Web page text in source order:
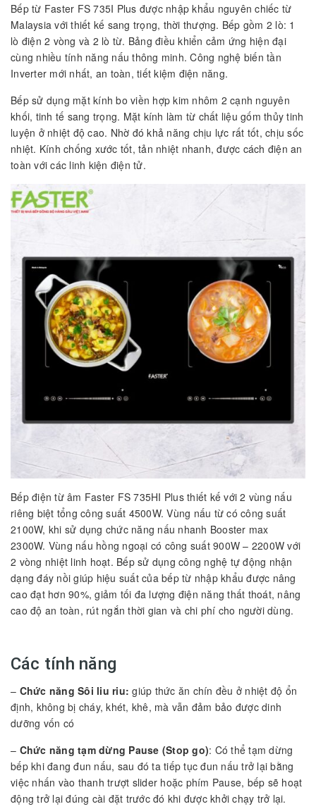
Bếp từ Faster FS 735I Plus được nhập khẩu nguyên chiếc từ
Malaysia với thiết kế sang trọng, thời thượng. Bếp gồm 2 lò: 1
lò điện 2 vòng và 2 lò từ. Bảng điều khiển cảm ứng hiện đại
cùng nhiều tính năng nấu thông minh. Công nghệ biến tần
Inverter mới nhất, an toàn, tiết kiệm điện năng.
Bếp sử dụng mặt kính bo viền hợp kim nhôm 2 cạnh nguyên
khối, tinh tế sang trọng. Mặt kính làm từ chất liệu gốm thủy tinh
luyện ở nhiệt độ cao. Nhờ đó khả năng chịu lực rất tốt, chịu sốc
nhiệt. Kính chống xước tốt, tản nhiệt nhanh, được cách điện an
toàn với các linh kiện điện tử.
Bếp điện từ âm Faster FS 735HI Plus thiết kế với 2 vùng nấu
riêng biệt tổng công suất 4500W. Vùng nấu từ có công suất
2100W, khi sử dụng chức năng nấu nhanh Booster max
2300W. Vùng nấu hồng ngoại có công suất 900W – 2200W với
2 vòng nhiệt linh hoạt. Bếp sử dụng công nghệ tự động nhận
dạng đáy nồi giúp hiệu suất của bếp từ nhập khẩu được nâng
cao đạt hơn 90%, giảm tối đa lượng điện năng thất thoát, nâng
cao độ an toàn, rút ngắn thời gian và chi phí cho người dùng.
Các tính năng
– Chức năng Sôi liu riu: giúp thức ăn chín đều ở nhiệt độ ổn
định, không bị cháy, khét, khê, mà vẫn đảm bảo được dinh
dưỡng vốn có
– Chức năng tạm dừng Pause (Stop go): Có thể tạm dừng
bếp khi đang đun nấu, sau đó ta tiếp tục đun nấu trở lại bằng
việc nhấn vào thanh trượt slider hoặc phím Pause, bếp sẽ hoạt
động trở lại đúng cài đặt trước đó khi được khởi chạy trở lại.